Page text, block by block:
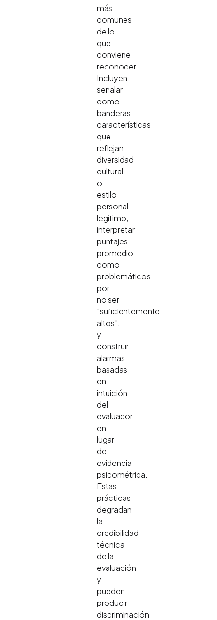
más
comunes
de lo
que
conviene
reconocer.
Incluyen
señalar
como
banderas
características
que
reflejan
diversidad
cultural
o
estilo
personal
legítimo,
interpretar
puntajes
promedio
como
problemáticos
por
no ser
"suficientemente
altos",
y
construir
alarmas
basadas
en
intuición
del
evaluador
en
lugar
de
evidencia
psicométrica.
Estas
prácticas
degradan
la
credibilidad
técnica
de la
evaluación
y
pueden
producir
discriminación